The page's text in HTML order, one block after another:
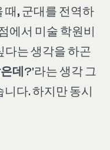
때, 군대를 전역하
에서 미술 학원비
다는 생각을 하곤
데?'라는 생각 그
다. 하지만 동시